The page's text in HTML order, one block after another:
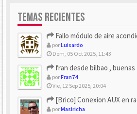
TEMAS RECIENTES
Fallo módulo de aire
porLuisardo
Dom, 05 Oct 2025, 11:43
fran desde bilbao , buenas
porFran74
Vie, 12 Sep 2025, 20:04
[Brico] Conexion AUX en
porMasiricha